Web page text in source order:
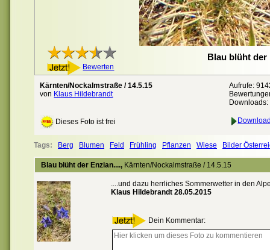
Bewerten
Blau blüht der
Kärnten/Nockalmstraße / 14.5.15
von Klaus Hildebrandt
Aufrufe:
Downloads:
Dieses Foto ist frei
Tags: Berg Blumen Feld Frühling Pflanzen Wiese Bilder
Blau blüht der Enzian...., Kärnten/Nockalmstraße / 14.5.15
....und dazu herrliches Sommerwetter in den
Klaus Hildebrandt 28.05.2015
Dein Kommentar: